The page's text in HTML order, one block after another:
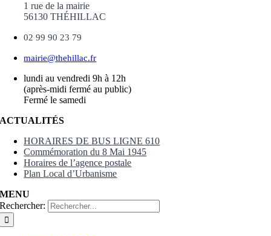
1 rue de la mairie
56130 THÉHILLAC
02 99 90 23 79
mairie@thehillac.fr
lundi au vendredi 9h à 12h
(après-midi fermé au public)
Fermé le samedi
ACTUALITÉS
HORAIRES DE BUS LIGNE 610
Commémoration du 8 Mai 1945
Horaires de l’agence postale
Plan Local d’Urbanisme
MENU
Rechercher: